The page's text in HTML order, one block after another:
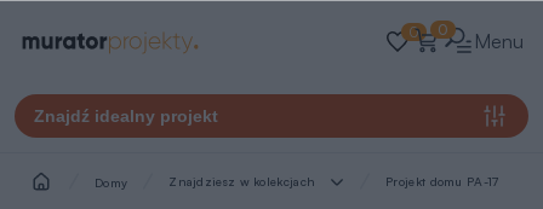
0 0 Menu
Znajdź idealny projekt
Domy Znajdziesz w kolekcjach Projekt domu PA-17